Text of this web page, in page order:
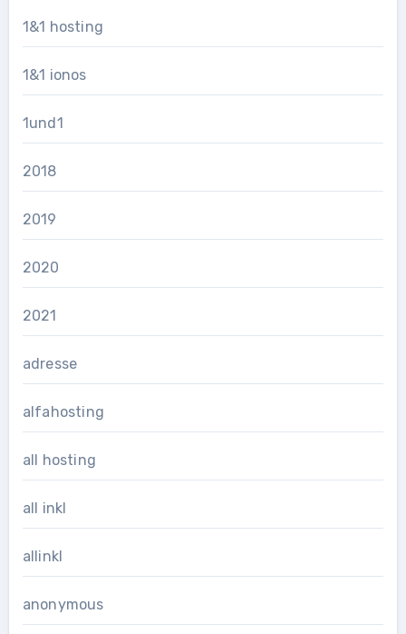
1&1 hosting
1&1 ionos
1und1
2018
2019
2020
2021
adresse
alfahosting
all hosting
all inkl
allinkl
anonymous